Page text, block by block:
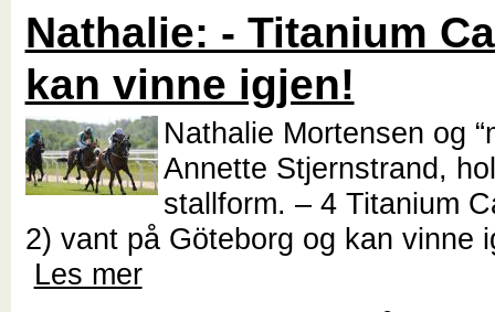
Nathalie: - Titanium
kan vinne igjen!
Nathalie Mortensen og
Annette Stjernstrand,
stallform. – 4 Titanium
2) vant på Göteborg og kan vinne
Les mer